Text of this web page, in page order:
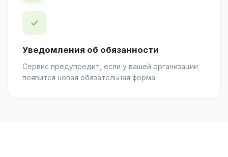
✓
Уведомления об обязанности
Сервис предупредит, если у вашей организации
появится новая обязательная форма.